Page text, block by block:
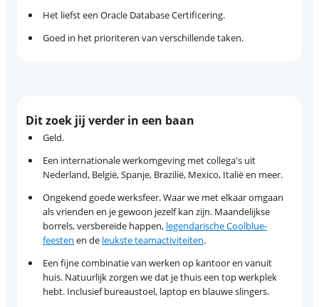
Het liefst een Oracle Database Certificering.
Goed in het prioriteren van verschillende taken.
Dit zoek jij verder in een baan
Geld.
Een internationale werkomgeving met collega's uit
Nederland, België, Spanje, Brazilië, Mexico, Italië en meer.
Ongekend goede werksfeer. Waar we met elkaar omgaan
als vrienden en je gewoon jezelf kan zijn. Maandelijkse
borrels, versbereide happen, legendarische Coolblue-
feesten en de leukste teamactiviteiten.
Een fijne combinatie van werken op kantoor en vanuit
huis. Natuurlijk zorgen we dat je thuis een top werkplek
hebt. Inclusief bureaustoel, laptop en blauwe slingers.